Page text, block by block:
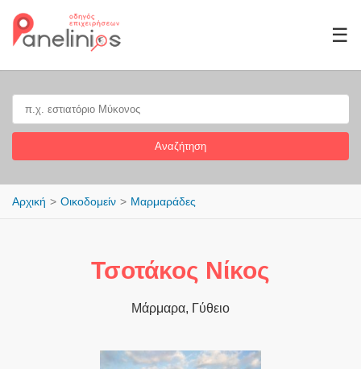
☰
Αναζήτηση
Αρχική Οικοδομείν Μαρμαράδες
Τσοτάκος Νίκος
Μάρμαρα, Γύθειο